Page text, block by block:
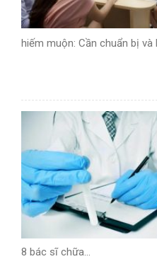
SỨC KHỎE GIỚI TÍNH
TIÊU HÓA
DA LIỄU THẨM MỸ
NHA KHOA
hiếm muộn: Cần chuẩn bị và
8 bác sĩ chữa...